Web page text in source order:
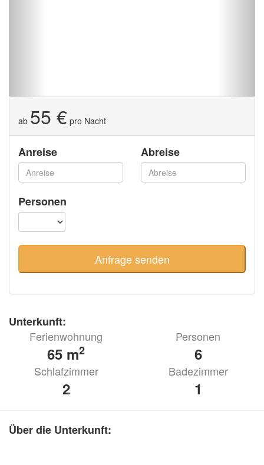
ab 55 € pro Nacht
Anreise Abreise
Personen
Unterkunft:
Ferienwohnung
65 m2
Personen
6
Schlafzimmer
2
Badezimmer
1
Über die Unterkunft: